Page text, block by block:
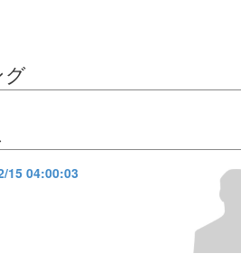
グ
15 04:00:03